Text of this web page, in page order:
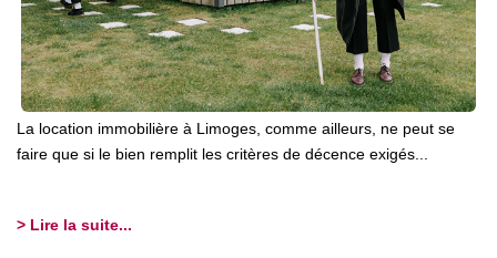
La location immobilière à Limoges, comme ailleurs, ne peut se
faire que si le bien remplit les critères de décence exigés...
> Lire la suite...